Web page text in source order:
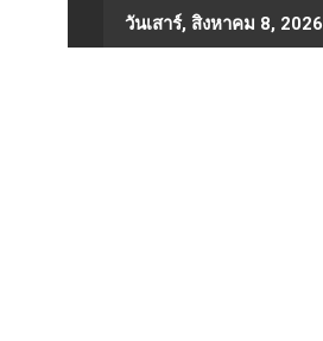
to
วันเสาร์, สิงหาคม 8, 2026